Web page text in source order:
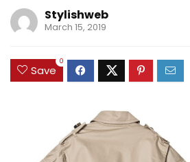
Stylishweb
March 15, 2019
Save
0